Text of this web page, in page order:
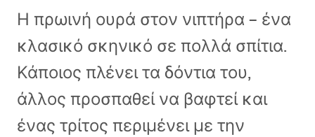
Η πρωινή ουρά στον νιπτήρα – ένα
κλασικό σκηνικό σε πολλά σπίτια.
Κάποιος πλένει τα δόντια του,
άλλος προσπαθεί να βαφτεί και
ένας τρίτος περιμένει με την